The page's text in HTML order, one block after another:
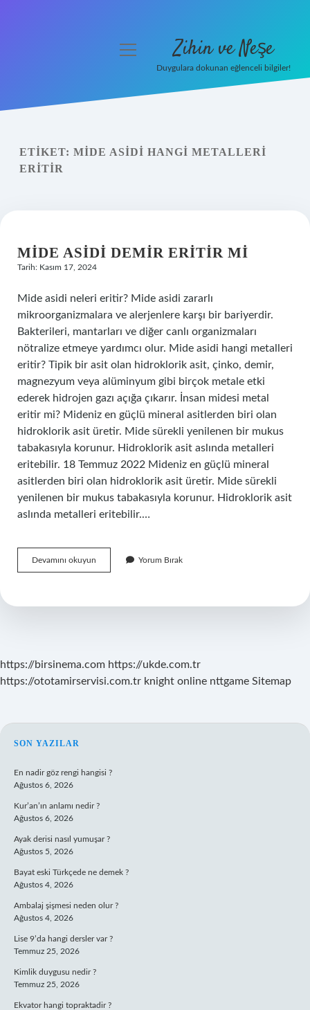
Yasal Uyarı
menüyü
Zihin ve Neşe
Duygulara dokunan eğlenceli bilgiler!
ETIKET: MIDE ASIDI HANGI METALLERI
ERITIR
MIDE ASIDI DEMIR ERITIR MI
Tarih: Kasım 17, 2024
Mide asidi neleri eritir? Mide asidi zararlı
mikroorganizmalara ve alerjenlere karşı bir bariyerdir.
Bakterileri, mantarları ve diğer canlı organizmaları
nötralize etmeye yardımcı olur. Mide asidi hangi metalleri
eritir? Tipik bir asit olan hidroklorik asit, çinko, demir,
magnezyum veya alüminyum gibi birçok metale etki
ederek hidrojen gazı açığa çıkarır. İnsan midesi metal
eritir mi? Mideniz en güçlü mineral asitlerden biri olan
hidroklorik asit üretir. Mide sürekli yenilenen bir mukus
tabakasıyla korunur. Hidroklorik asit aslında metalleri
eritebilir. 18 Temmuz 2022 Mideniz en güçlü mineral
asitlerden biri olan hidroklorik asit üretir. Mide sürekli
yenilenen bir mukus tabakasıyla korunur. Hidroklorik asit
aslında metalleri eritebilir.…
Devamını okuyun
Asidi
Mi
Yorum Bırak
https://birsinema.com https://ukde.com.tr
https://ototamirservisi.com.tr knight online nttgame Sitemap
SIDEBAR
SON YAZILAR
En nadir göz rengi hangisi ?
Ağustos 6, 2026
Kur’an’ın anlamı nedir ?
Ağustos 6, 2026
Ayak derisi nasıl yumuşar ?
Ağustos 5, 2026
Bayat eski Türkçede ne demek ?
Ağustos 4, 2026
Ambalaj şişmesi neden olur ?
Ağustos 4, 2026
Lise 9’da hangi dersler var ?
Temmuz 25, 2026
Kimlik duygusu nedir ?
Temmuz 25, 2026
Ekvator hangi topraktadir ?